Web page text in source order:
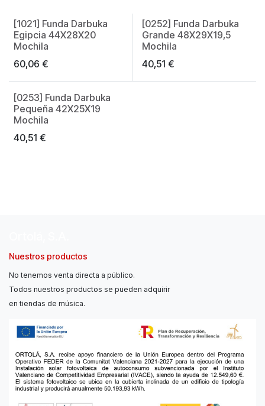
Made in Spain
[1021] Funda Darbuka
Egipcia 44X28X20
Mochila
60,06 €
[0252] Funda Darbuka
Grande 48X29X19,5
Mochila
40,51 €
[0253] Funda Darbuka
Pequeña 42X25X19
Mochila
40,51 €
Nuestros productos
No tenemos venta directa a público.
Todos nuestros productos se pueden adquirir
en tiendas de música.